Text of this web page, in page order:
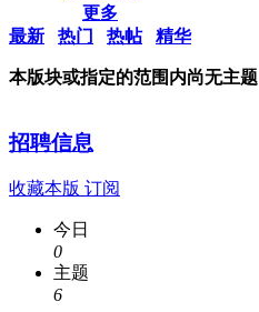
更多
最新
热门 热帖 精华
本版块或指定的范围内尚无主题
招聘信息
收藏本版 订阅
今日
0
主题
6